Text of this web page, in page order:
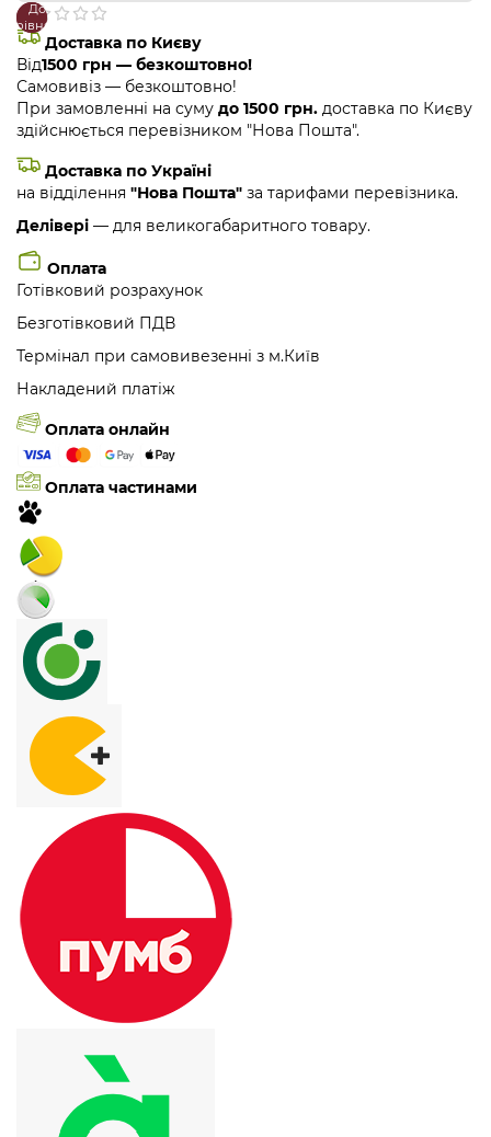
В
закладки
До
Доставка по Києву
Від1500 грн — безкоштовно!
Самовивіз — безкоштовно!
При замовленні на суму до 1500 грн. доставка по Києву
здійснюється перевізником "Нова Пошта".
Доставка по Україні
на відділення "Нова Пошта" за тарифами перевізника.
Делівері — для великогабаритного товару.
Оплата
Готівковий розрахунок
Безготівковий ПДВ
Термінал при самовивезенні з м.Київ
Накладений платіж
Оплата онлайн
Оплата частинами